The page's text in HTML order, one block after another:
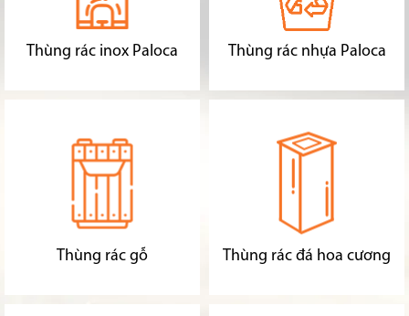
Thùng rác inox Paloca Thùng rác nhựa Paloca
Thùng rác gỗ Thùng rác đá hoa cương